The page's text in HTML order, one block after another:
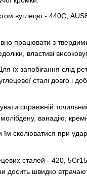
вуглецю - 440С,
працювати з
властиві
їх запобігання слід
сталі довго і
справжній
ванадію,
сколюватися при
сталей - 420,
швидко